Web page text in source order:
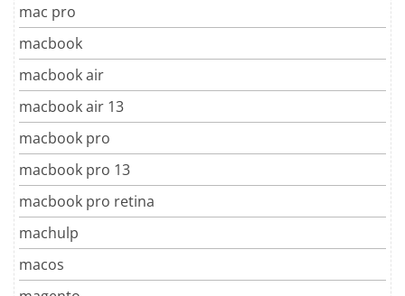
mac pro
macbook
macbook air
macbook air 13
macbook pro
macbook pro 13
macbook pro retina
machulp
macos